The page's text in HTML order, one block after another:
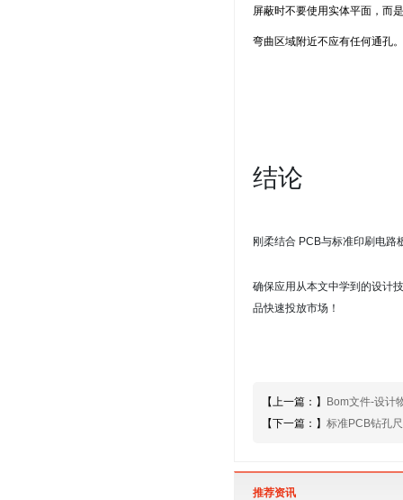
屏蔽时不要使用实体平面，而
弯曲区域附近不应有任何通孔。
结论
刚柔结合 PCB与标准印刷电路
确保应用从本文中学到的设计
品快速投放市场！
【上一篇：】
Bom文件-设计
【下一篇：】 标准PCB钻孔
推荐资讯